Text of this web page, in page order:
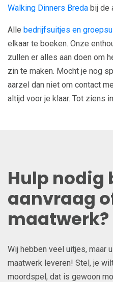
Walking Dinners Breda bij de
Alle bedrijfsuitjes en
elkaar te boeken. Onze
zullen er alles aan doen om
zin te maken. Mocht je nog
aarzel dan niet om contact
altijd voor je klaar. Tot ziens
Hulp nodig
aanvraag
maatwerk?
Wij hebben veel uitjes, maar
maatwerk leveren! Stel, je
moordspel, dat is gewoon